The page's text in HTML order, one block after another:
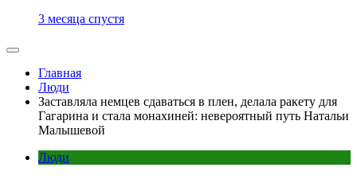
3 месяца спустя
Главная
Люди
Заставляла немцев сдаваться в плен, делала ракету для
Гагарина и стала монахиней: невероятный путь Натальи
Малышевой
Люди